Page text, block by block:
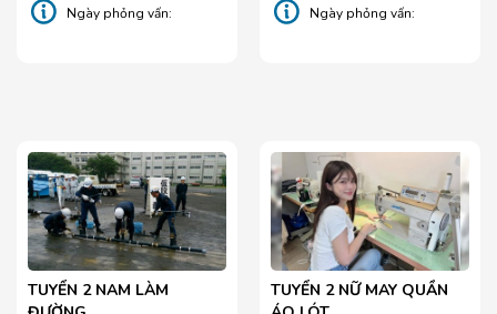
Ngày phỏng vấn:
Ngày phỏng vấn:
TUYỂN 2 NAM LÀM
TUYỂN 2 NỮ MAY QUẦN